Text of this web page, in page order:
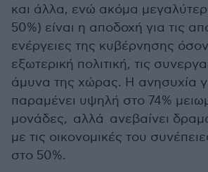
και άλλα, ενώ ακόμα
50%) είναι η αποδοχή για τις
ενέργειες της κυβέρνησης
εξωτερική πολιτική, τις
άμυνα της χώρας. Η ανησυχία
παραμένει υψηλή στο 74%
μονάδες, αλλά ανεβαίνει
με τις οικονομικές του
στο 50%.